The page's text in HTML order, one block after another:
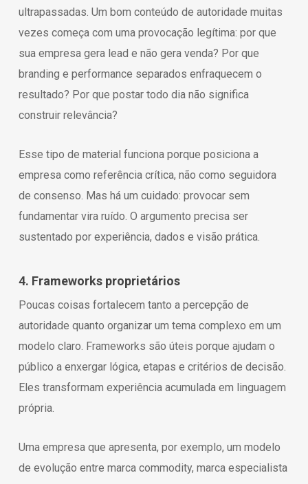
ultrapassadas. Um bom conteúdo de autoridade muitas
vezes começa com uma provocação legítima: por que
sua empresa gera lead e não gera venda? Por que
branding e performance separados enfraquecem o
resultado? Por que postar todo dia não significa
construir relevância?
Esse tipo de material funciona porque posiciona a
empresa como referência crítica, não como seguidora
de consenso. Mas há um cuidado: provocar sem
fundamentar vira ruído. O argumento precisa ser
sustentado por experiência, dados e visão prática.
4. Frameworks proprietários
Poucas coisas fortalecem tanto a percepção de
autoridade quanto organizar um tema complexo em um
modelo claro. Frameworks são úteis porque ajudam o
público a enxergar lógica, etapas e critérios de decisão.
Eles transformam experiência acumulada em linguagem
própria.
Uma empresa que apresenta, por exemplo, um modelo
de evolução entre marca commodity, marca especialista